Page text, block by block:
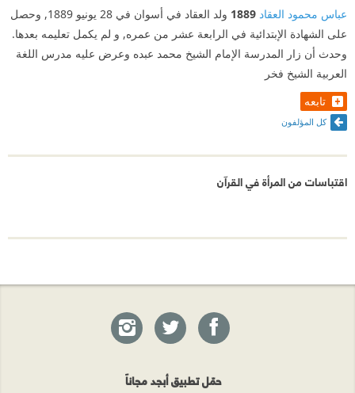
عباس محمود العقاد 1889
ولد العقاد في أسوان في 28 يونيو 1889, وحصل
على الشهادة الإبتدائية في الرابعة عشر من عمره, و لم يكمل تعليمه بعدها.
وحدث أن زار المدرسة الإمام الشيخ محمد عبده وعرض عليه مدرس اللغة
العربية الشيخ فخر
تابعه
كل المؤلفون
اقتباسات من المرأة في القرآن
حمّل تطبيق أبجد مجاناً